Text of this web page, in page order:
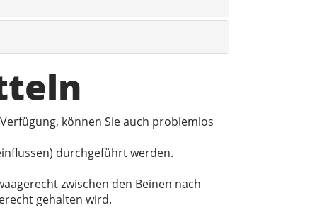
können Sie auch problemlos
durchgeführt werden.
zwischen den Beinen nach
gehalten wird.